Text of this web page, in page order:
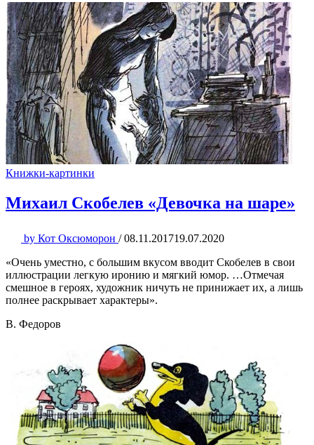
Книжки-картинки
Михаил Скобелев «Девочка на шаре»
by Кот Оксюморон / 08.11.201719.07.2020
«Очень уместно, с большим вкусом вводит Скобелев в свои
иллюстрации легкую иронию и мягкий юмор. …Отмечая
смешное в героях, художник ничуть не принижает их, а лишь
полнее раскрывает характеры».
В. Федоров